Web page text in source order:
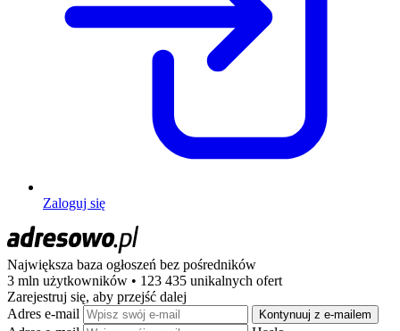
Zaloguj się
Największa baza ogłoszeń bez pośredników
3 mln użytkowników • 123 435 unikalnych ofert
Zarejestruj się, aby przejść dalej
Adres e-mail
Kontynuuj z e-mailem